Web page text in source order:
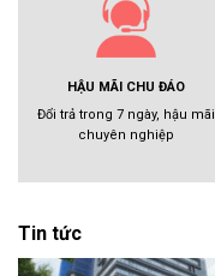
HẬU MÃI CHU ĐÁO
Đổi trả trong 7 ngày, hậu mãi
chuyên nghiệp
Tin tức